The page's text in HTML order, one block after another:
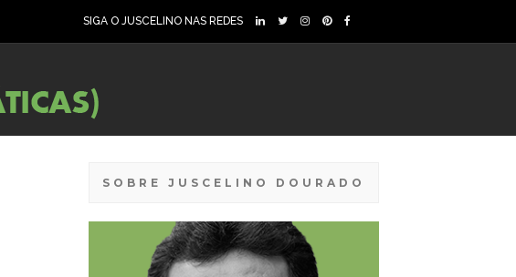
SIGA O JUSCELINO NAS REDES
SOBRE JUSCELINO DOURADO